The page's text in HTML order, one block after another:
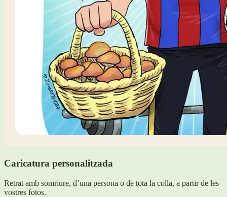
Caricatura personalitzada
Retrat amb somriure, d’una persona o de tota la colla, a partir de les
vostres fotos.